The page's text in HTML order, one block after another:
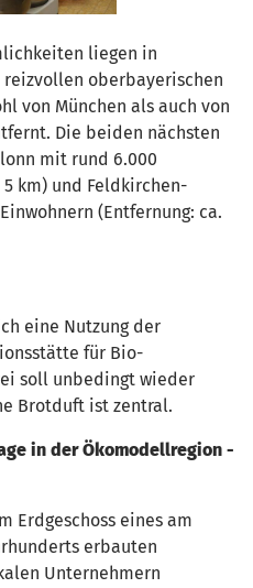
liegen in
oberbayerischen
von München als auch von
Die beiden nächsten
mit rund 6.000
km) und Feldkirchen-
(Entfernung: ca.
eine Nutzung der
für Bio-
soll unbedingt wieder
Brotduft ist zentral.
in der Ökomodellregion -
Erdgeschoss eines am
erbauten
Unternehmern